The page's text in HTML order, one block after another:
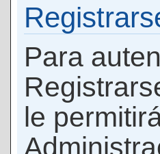
Para
le